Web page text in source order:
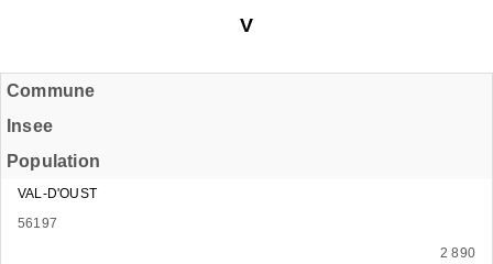
V
Commune
Insee
Population
VAL-D'OUST
56197
2 890